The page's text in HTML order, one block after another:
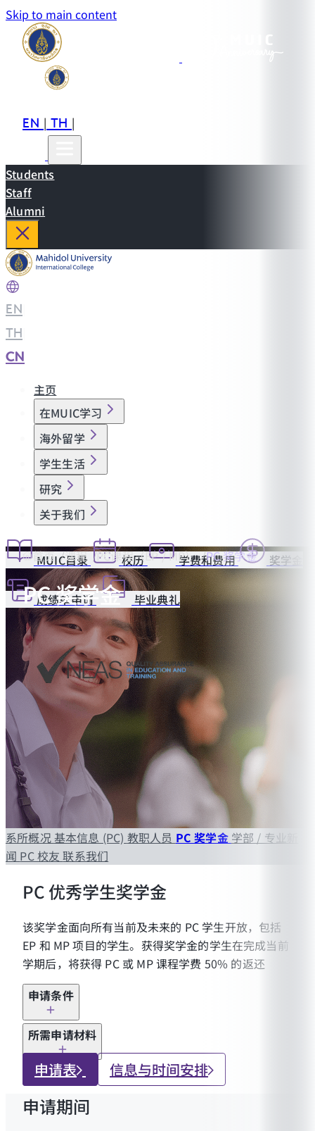
Skip to main content
EN|TH|
Students
Staff
Alumni
EN
TH
CN
主页
在MUIC学习
海外留学
学生生活
研究
关于我们
MUIC目录 校历 学费和费用 奖学金
成绩单申请 毕业典礼
首页 课程 PC课程（EP / MP） PC 奖学金
PC 奖学金
系所概况基本信息 (PC) 教职人员 PC 奖学金 学部 / 专业新
闻 PC 校友联系我们
PC 优秀学生奖学金
该奖学金面向所有当前及未来的 PC 学生开放，包括
EP 和 MP 项目的学生。获得奖学金的学生在完成当前
学期后，将获得 PC 或 MP 课程学费 50% 的返还
申请条件
预计在6个月内高中毕业，或已完成高中或同等学
历教育。
平均绩点（GPA）不低于3.00或同等水平，其他
能够证明学术能力的材料也会被纳入考虑。
在进入 EP 或 MP 课程学习前，必须通过 MUIC 入
所需申请材料
申请人的成绩单或学习成绩报告复印件
申请人的高中毕业证书或同等学历证明复印件
申请表 信息与时间安排
申请期间